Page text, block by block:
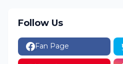
Follow Us
Fan Page